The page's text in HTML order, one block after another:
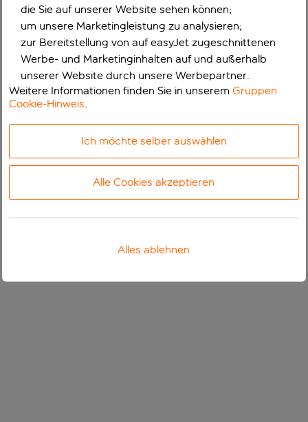
die Sie auf unserer Website sehen können;
um unsere Marketingleistung zu analysieren;
zur Bereitstellung von auf easyJet zugeschnittenen
Werbe- und Marketinginhalten auf und außerhalb
unserer Website durch unsere Werbepartner.
Weitere Informationen finden Sie in unseremGruppen
Cookie-Hinweis.
Ich möchte selber auswählen
Alle Cookies akzeptieren
Alles ablehnen